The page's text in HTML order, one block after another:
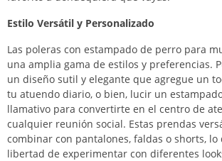
Estilo Versátil y Personalizado
Las poleras con estampado de perro para
una amplia gama de estilos y preferencias.
un diseño sutil y elegante que agregue un
tu atuendo diario, o bien, lucir un
llamativo para convertirte en el centro de
cualquier reunión social. Estas prendas
combinar con pantalones, faldas o shorts,
libertad de experimentar con diferentes